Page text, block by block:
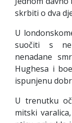
skrbiti o dva
U
suočiti s
nenadane
Hughesa i
ispunjenu
U trenutku
mitski